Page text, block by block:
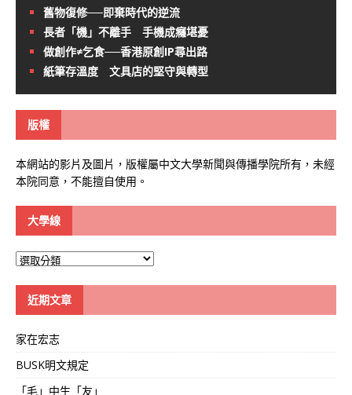
舊物復修──即棄時代的逆流
長者「機」不離手 手機成癮堪憂
做創作≠乞食──香港原創IP尋出路
紙筆存溫度 文具店的堅守與轉型
版權
本網站的影片及圖片，版權屬中文大學新聞與傳播學院所有，未經
本院同意，不能擅自使用。
大學線
大
近期文章
家在宏志
BUSK明文規定
「毛」中生「友」